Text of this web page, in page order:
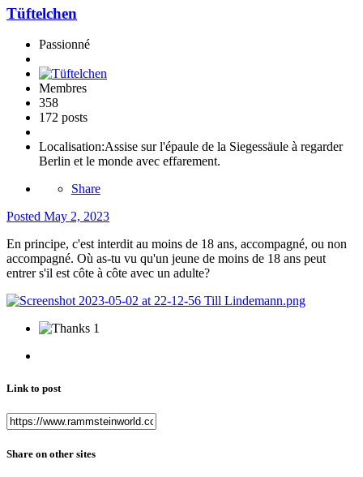
Tüftelchen
Passionné
Membres
358
172 posts
Localisation:Assise sur l'épaule de la Siegessäule à regarder
Berlin et le monde avec effarement.
Share
Posted May 2, 2023
En principe, c'est interdit au moins de 18 ans, accompagné, ou non
accompagné. Où as-tu vu qu'un jeune de moins de 18 ans peut
entrer s'il est côte à côte avec un adulte?
1
Link to post
Share on other sites